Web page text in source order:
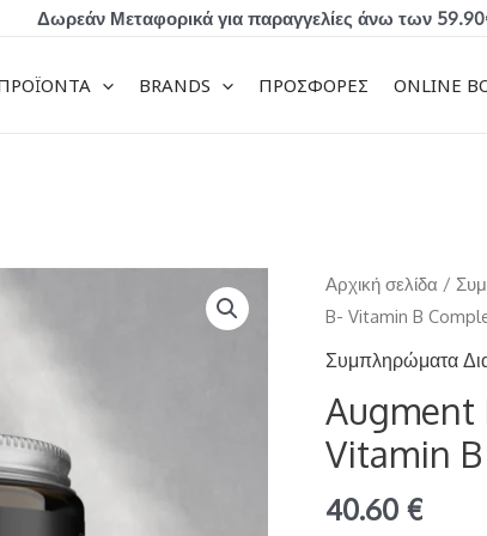
Δωρεάν Μεταφορικά για παραγγελίες άνω των
BRANDS ΠΡΟΣΦΟΡΕΣ ONLINE
Αρχική σελίδα /
B- Vitamin B
Συμπληρώματα
Augment
Vitamin
40.60 €
Augment
Life
Σύμπλεγμα
B-
Vitamin
Complex